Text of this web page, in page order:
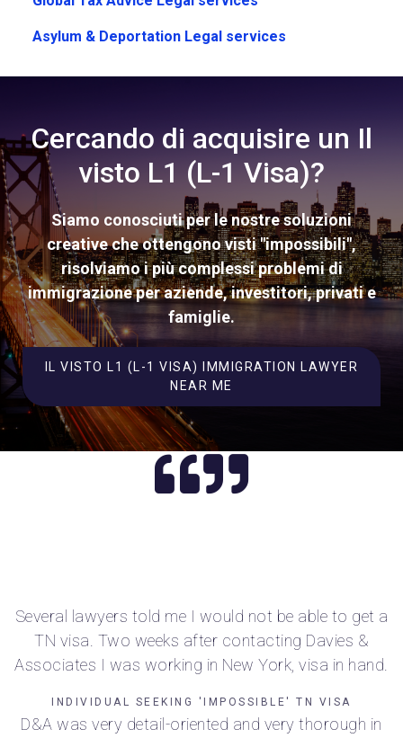
Asylum & Deportation Legal services
Cercando di acquisire un Il
visto L1 (L-1 Visa)?
Siamo conosciuti per le nostre soluzioni
creative che ottengono visti "impossibili",
risolviamo i più complessi problemi di
immigrazione per aziende, investitori, privati e
famiglie.
IL VISTO L1 (L-1 VISA) IMMIGRATION LAWYER
NEAR ME
Several lawyers told me I would not be able to get a
TN visa. Two weeks after contacting Davies &
Associates I was working in New York, visa in hand.
INDIVIDUAL SEEKING 'IMPOSSIBLE' TN VISA
D&A was very detail-oriented and very thorough in